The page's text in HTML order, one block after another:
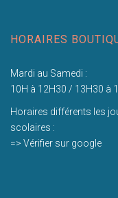
HORAIRES
Mardi au Samedi :
10H à 12H30 / 13H30 à
Horaires différents les
scolaires :
=> Vérifier sur google